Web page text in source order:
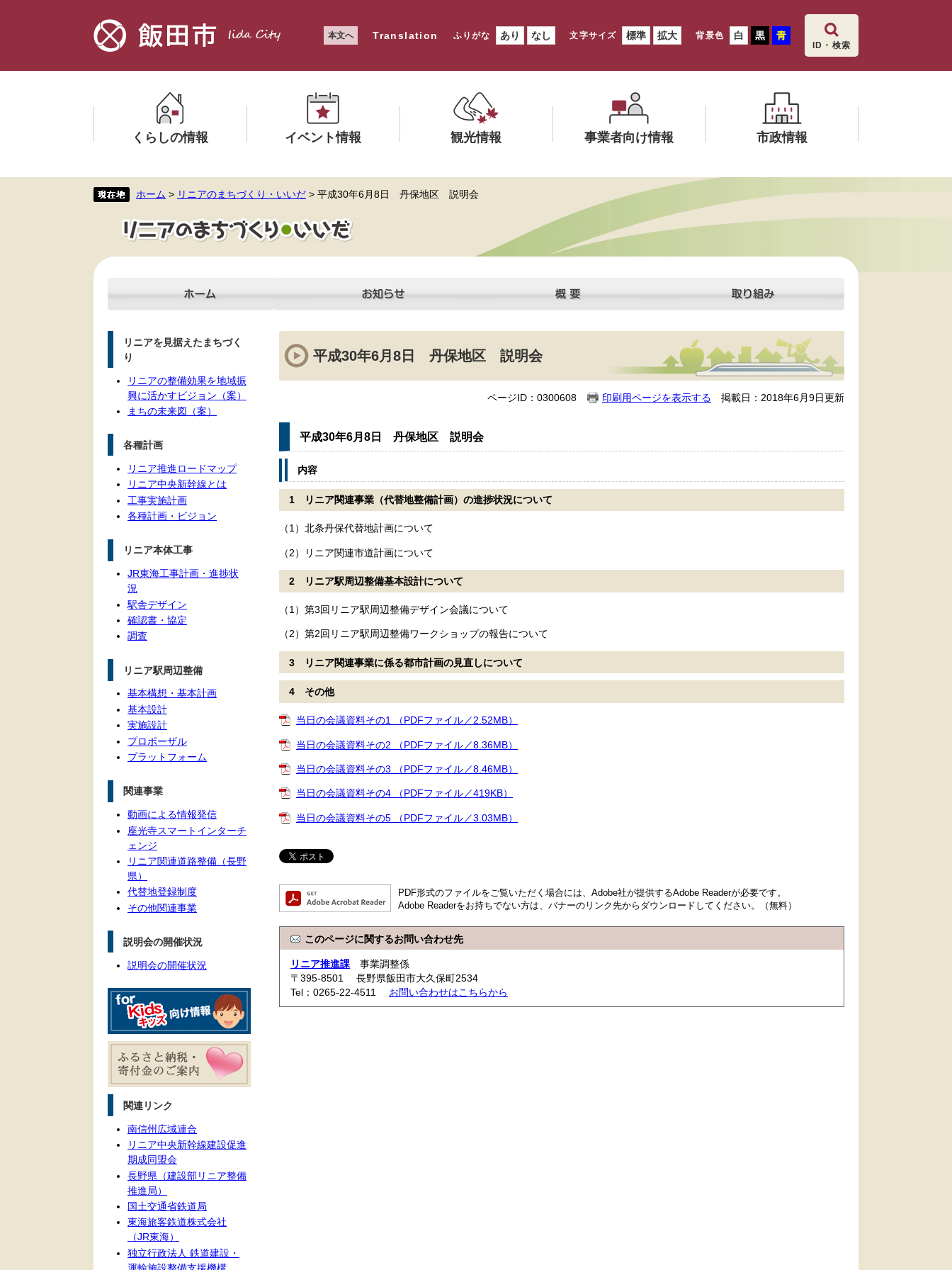
文
本文へ Translation ふりがな あり なし 文字サイズ 標準 拡大 背景色 白 黒 青
ID・検索
くらしの情報
メ
ニ
ひ
イベント情報
ニ
ュ
ー
観光情報
ニ
ら
事業者向け情報
ュ
を
ら
市政情報
ニ
ホーム > リニアのまちづくり・いいだ > 平成30年6月8日 丹保地区 説明会
文
平成30年6月8日 丹保地区 説明会
ページID：0300608 印刷用ページを表示する 掲載日：2018年6月9日更新
平成30年6月8日 丹保地区 説明会
内容
1 リニア関連事業（代替地整備計画）の進捗状況について
（1）北条丹保代替地計画について
（2）リニア関連市道計画について
2 リニア駅周辺整備基本設計について
（1）第3回リニア駅周辺整備デザイン会議について
（2）第2回リニア駅周辺整備ワークショップの報告について
3 リニア関連事業に係る都市計画の見直しについて
4 その他
当日の会議資料その1 （PDFファイル／2.52MB）
当日の会議資料その2 （PDFファイル／8.36MB）
当日の会議資料その3 （PDFファイル／8.46MB）
当日の会議資料その4 （PDFファイル／419KB）
当日の会議資料その5 （PDFファイル／3.03MB）
PDF形式のファイルをご覧いただく場合には、Adobe社が提供するAdobe Readerが必要です。
Adobe Readerをお持ちでない方は、バナーのリンク先からダウンロードしてください。（無料）
このページに関するお問い合わせ先
リニア推進課 事業調整係
〒395-8501 長野県飯田市大久保町2534
Tel：0265-22-4511 お問い合わせはこちらから
リニアを見据えたまちづく
り
リニアの整備効果を地域振
興に活かすビジョン（案）
まちの未来図（案）
各種計画
リニア推進ロードマップ
リニア中央新幹線とは
工事実施計画
各種計画・ビジョン
リニア本体工事
JR東海工事計画・進捗状
況
駅舎デザイン
確認書・協定
調査
リニア駅周辺整備
基本構想・基本計画
基本設計
実施設計
プロポーザル
プラットフォーム
関連事業
動画による情報発信
座光寺スマートインターチ
ェンジ
リニア関連道路整備（長野
県）
代替地登録制度
その他関連事業
説明会の開催状況
説明会の開催状況
関連リンク
南信州広域連合
リニア中央新幹線建設促進
期成同盟会
長野県（建設部リニア整備
推進局）
国土交通省鉄道局
東海旅客鉄道株式会社
（JR東海）
独立行政法人 鉄道建設・